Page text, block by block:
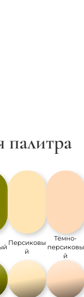
палитра
Персиковы
й
Тёмно-
персиковы
й